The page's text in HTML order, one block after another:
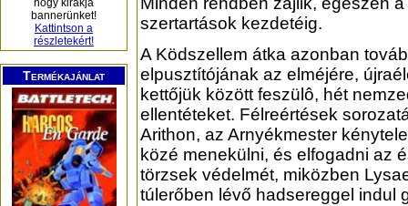
hogy kirakja
bannerünket!
Kattintson a
részletekért!
Termékajánlat
szertartások kezdetéig.
A Ködszellem átka azonban
elpusztítójának az elméjére,
kettőjük között feszülô, hét
ellentéteket. Félreértések
Arithon, az Arnyékmester
közé menekülni, és elfogadni az
törzsek védelmét, miközben
túlerőben lévő hadsereggel indul